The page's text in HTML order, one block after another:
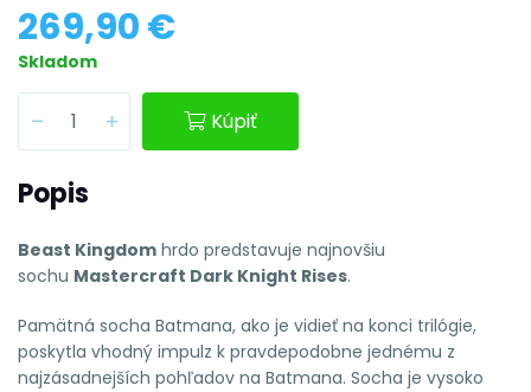
269,90 €
Skladom
Kúpiť
Popis
Beast Kingdom hrdo predstavuje najnovšiu
sochu Mastercraft Dark Knight Rises.
Pamätná socha Batmana, ako je vidieť na konci trilógie,
poskytla vhodný impulz k pravdepodobne jednému z
najzásadnejších pohľadov na Batmana. Socha je vysoko